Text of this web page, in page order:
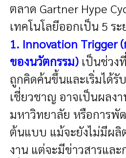
ตลาด Gartner Hype
เทคโนโลยีออกเป็น 5 ร
1. Innovation Trigger
ของนวัตกรรม) เป็นช่วง
ถูกคิดค้นขึ้นและเริ่มได้รั
เชี่ยวชาญ อาจเป็นผลง
มหาวิทยาลัย หรือการ
ต้นแบบ แม้จะยังไม่มีผ
งาน แต่จะมีข่าวสารแล